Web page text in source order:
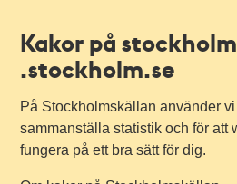
Kakor på
.stockholm.se
På Stockholmskällan använder
sammanställa statistik och för att
fungera på ett bra sätt för dig.